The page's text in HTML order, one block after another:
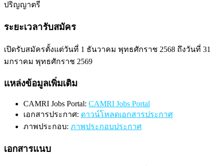
ปริญญาตรี
ระยะเวลารับสมัคร
เปิดรับสมัครตั้งแต่วันที่ 1 ธันวาคม พุทธศักราช 2568 ถึงวันที่ 31
มกราคม พุทธศักราช 2569
แหล่งข้อมูลเพิ่มเติม
CAMRI Jobs Portal: CAMRI Jobs Portal
เอกสารประกาศ: ดาวน์โหลดเอกสารประกาศ
ภาพประกอบ: ภาพประกอบประกาศ
เอกสารแนบ